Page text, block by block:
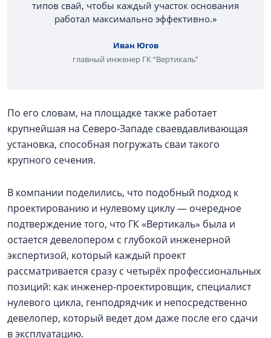
типов свай, чтобы каждый участок основания
работал максимально эффективно.»
Иван Югов
главный инженер ГК “Вертикаль”
По его словам, на площадке также работает
крупнейшая на Северо-Западе сваевдавливающая
установка, способная погружать сваи такого
крупного сечения.
В компании поделились, что подобный подход к
проектированию и нулевому циклу — очередное
подтверждение того, что ГК «Вертикаль» была и
остается девелопером с глубокой инженерной
экспертизой, который каждый проект
рассматривается сразу с четырёх профессиональных
позиций: как инженер-проектировщик, специалист
нулевого цикла, генподрядчик и непосредственно
девелопер, который ведет дом даже после его сдачи
в эксплуатацию.